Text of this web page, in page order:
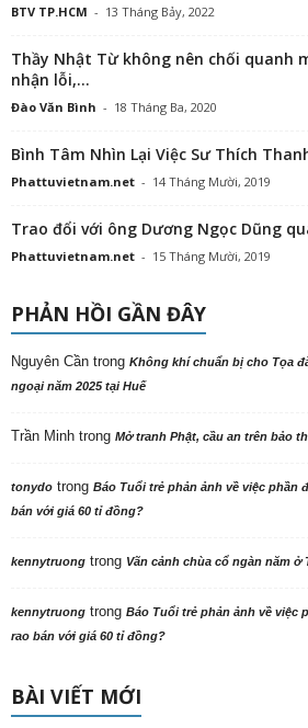
BTV TP.HCM - 13 Tháng Bảy, 2022
Thầy Nhật Từ không nên chối quanh
nhận lỗi,...
Đào Văn Bình - 18 Tháng Ba, 2020
Bình Tâm Nhìn Lại Việc Sư Thích
Phattuvietnam.net - 14 Tháng Mười, 2019
Trao đổi với ông Dương Ngọc Dũng
Phattuvietnam.net - 15 Tháng Mười, 2019
PHẢN HỒI GẦN ĐÂY
Nguyên Cần trong Không khí chuẩn bị cho Tọa
ngoại năm 2025 tại Huế
Trần Minh trong Mở tranh Phật, cầu an trên bảo
tonydo trong Báo Tuổi trẻ phản ảnh về việc phần
bán với giá 60 tỉ đồng?
kennytruong trong Vãn cảnh chùa cổ ngàn năm ở
kennytruong trong Báo Tuổi trẻ phản ảnh về việc
rao bán với giá 60 tỉ đồng?
BÀI VIẾT MỚI